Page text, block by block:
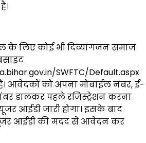
के लिए कोई भी दिव्यांगजन समाज
SWFTC/Default.aspx
को अपना मोबाईल नंबर, ई-
डालकर पहले रजिस्ट्रेशन करना
आईडी जारी होगा। इसके बाद
आईडी की मदद से आवेदन कर